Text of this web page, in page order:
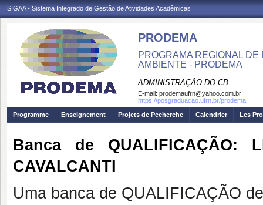
SIGAA - Sistema Integrado de Gestão de Atividades Acadêmicas
PRODEMA
PROGRAMA REGIONAL
AMBIENTE - PRODEMA
ADMINISTRAÇÃO DO CB
E-mail: prodemaufrn@yahoo.com.br
https://posgraduacao.ufrn.br/prodema
Programme
Enseignement Projets de Pecherche Calendrier Les
Banca de QUALIFICAÇÃO:
CAVALCANTI
Uma banca de QUALIFICAÇÃO